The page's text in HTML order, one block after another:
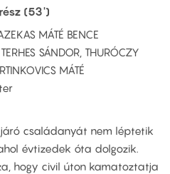
(53')
MÁTÉ BENCE
SÁNDOR, THURÓCZY
MÁTÉ
családanyát nem léptetik
évtizedek óta dolgozik.
hogy civil úton kamatoztatja